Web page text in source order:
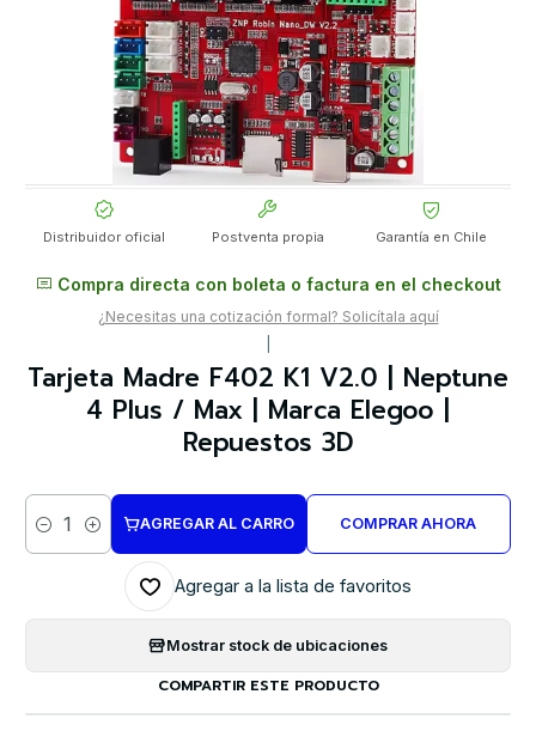
Distribuidor oficial Postventa propia Garantía en Chile
Compra directa con boleta o factura en el checkout
¿Necesitas una cotización formal? Solicítala aquí
Tarjeta Madre F402 K1 V2.0 | Neptune
4 Plus / Max | Marca Elegoo |
Repuestos 3D
Cantidad
AGREGAR AL CARRO COMPRAR AHORA
Agregar a la lista de favoritos
Mostrar stock de ubicaciones
COMPARTIR ESTE PRODUCTO